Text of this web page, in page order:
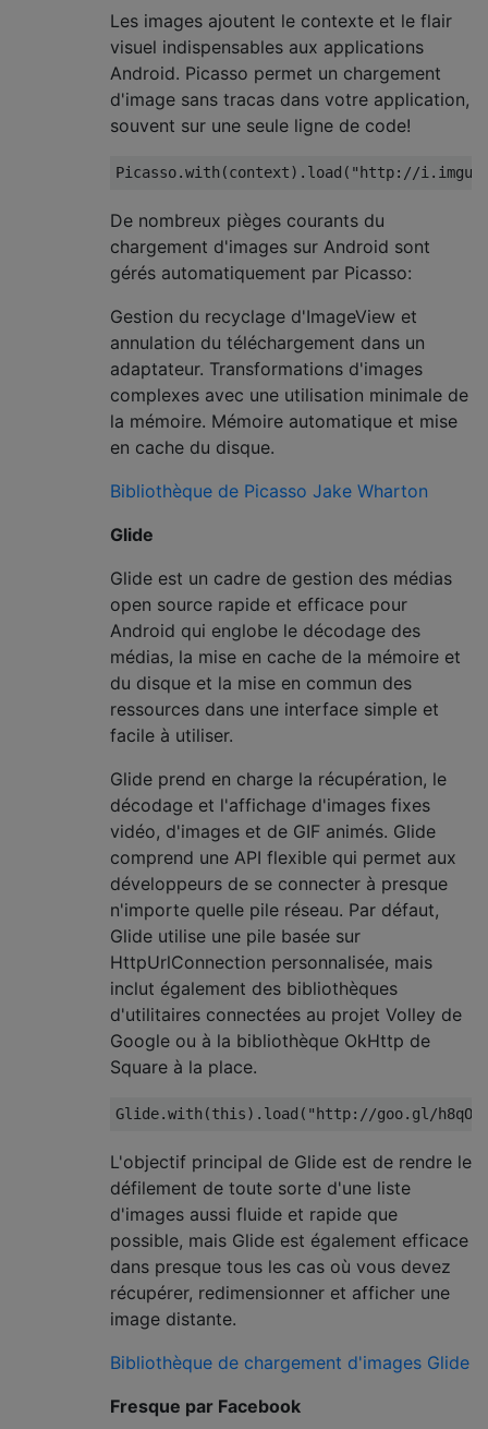
Les images ajoutent le contexte et le flair
visuel indispensables aux applications
Android. Picasso permet un chargement
d'image sans tracas dans votre application,
souvent sur une seule ligne de code!
Picasso.with (context). load ( "http://
De nombreux pièges courants du
chargement d'images sur Android sont
gérés automatiquement par Picasso:
Gestion du recyclage d'ImageView et
annulation du téléchargement dans un
adaptateur. Transformations d'images
complexes avec une utilisation minimale de
la mémoire. Mémoire automatique et mise
en cache du disque.
Bibliothèque de Picasso Jake Wharton
Glide
Glide est un cadre de gestion des médias
open source rapide et efficace pour
Android qui englobe le décodage des
médias, la mise en cache de la mémoire et
du disque et la mise en commun des
ressources dans une interface simple et
facile à utiliser.
Glide prend en charge la récupération, le
décodage et l'affichage d'images fixes
vidéo, d'images et de GIF animés. Glide
comprend une API flexible qui permet aux
développeurs de se connecter à presque
n'importe quelle pile réseau. Par défaut,
Glide utilise une pile basée sur
HttpUrlConnection personnalisée, mais
inclut également des bibliothèques
d'utilitaires connectées au projet Volley de
Google ou à la bibliothèque OkHttp de
Square à la place.
Glide.with (this). load ( "http://goo.gl/
L'objectif principal de Glide est de rendre le
défilement de toute sorte d'une liste
d'images aussi fluide et rapide que
possible, mais Glide est également efficace
dans presque tous les cas où vous devez
récupérer, redimensionner et afficher une
image distante.
Bibliothèque de chargement d'images Glide
Fresque par Facebook